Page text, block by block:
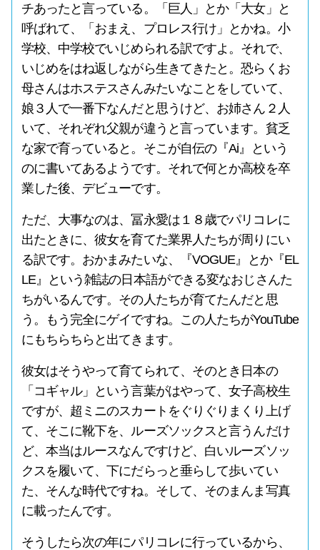
チあったと言っている。「巨人」とか「大女」と
呼ばれて、「おまえ、プロレス行け」とかね。小
学校、中学校でいじめられる訳ですよ。それで、
いじめをはね返しながら生きてきたと。恐らくお
母さんはホステスさんみたいなことをしていて、
娘３人で一番下なんだと思うけど、お姉さん２人
いて、それぞれ父親が違うと言っています。貧乏
な家で育っていると。そこが自伝の『Ai』という
のに書いてあるようです。それで何とか高校を卒
業した後、デビューです。
ただ、大事なのは、冨永愛は１８歳でパリコレに
出たときに、彼女を育てた業界人たちが周りにい
る訳です。おかまみたいな、『VOGUE』とか『EL
LE』という雑誌の日本語ができる変なおじさんた
ちがいるんです。その人たちが育てたんだと思
う。もう完全にゲイですね。この人たちがYouTube
にもちらちらと出てきます。
彼女はそうやって育てられて、そのとき日本の
「コギャル」という言葉がはやって、女子高校生
ですが、超ミニのスカートをぐりぐりまくり上げ
て、そこに靴下を、ルーズソックスと言うんだけ
ど、本当はルースなんですけど、白いルーズソッ
クスを履いて、下にだらっと垂らして歩いてい
た、そんな時代ですね。そして、そのまんま写真
に載ったんです。
そうしたら次の年にパリコレに行っているから、